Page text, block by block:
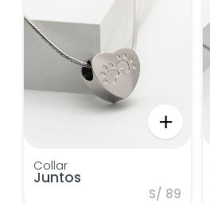
Collar
Juntos
S/ 89